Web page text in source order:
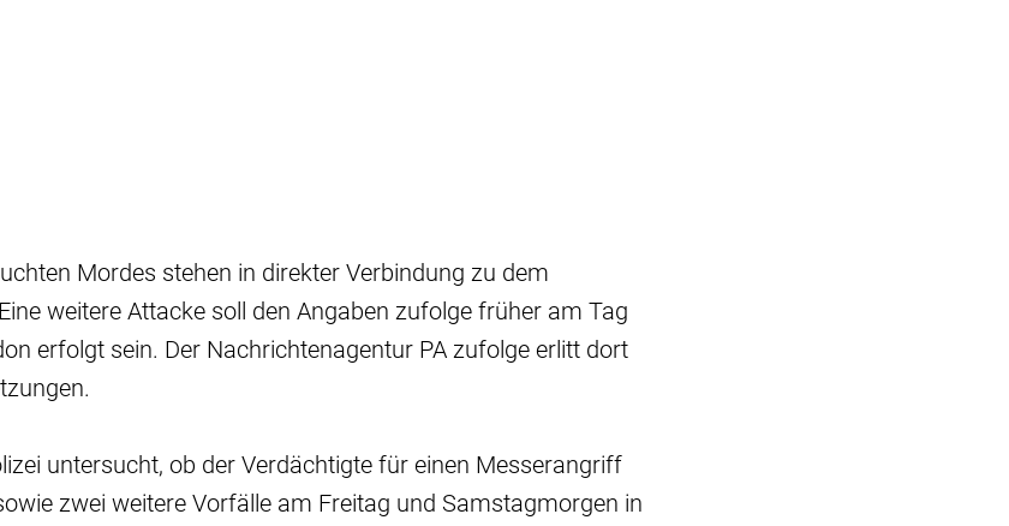
Mordes stehen in direkter Verbindung zu dem
weitere Attacke soll den Angaben zufolge früher am Tag
erfolgt sein. Der Nachrichtenagentur PA zufolge erlitt dort
untersucht, ob der Verdächtigte für einen Messerangriff
zwei weitere Vorfälle am Freitag und Samstagmorgen in